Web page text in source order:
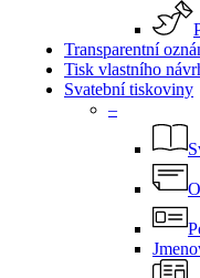
Transparentní
Tisk vlastního
Svatební tiskoviny
–